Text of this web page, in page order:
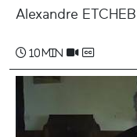
Alexandre
10 min